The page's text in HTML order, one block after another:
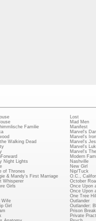
Familie
Walking Dead
Night Lights
of Thrones
& Mandy's First Marriage
Whisperer
Girls
Wife
Girl
Lost
Mad Men
Manifest
Marvel's
Marvel's
Marvel's
Marvel's
Marvel's
Modern
Nashville
New Girl
Nip/Tuck
O.C.,
October
Once Upon
Once Upon
One Tree Hill
Outlander
Outlander:
Prison Break
Private